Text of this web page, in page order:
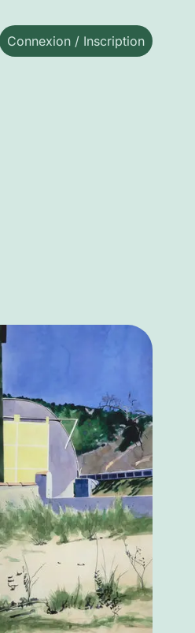
Connexion / Inscription